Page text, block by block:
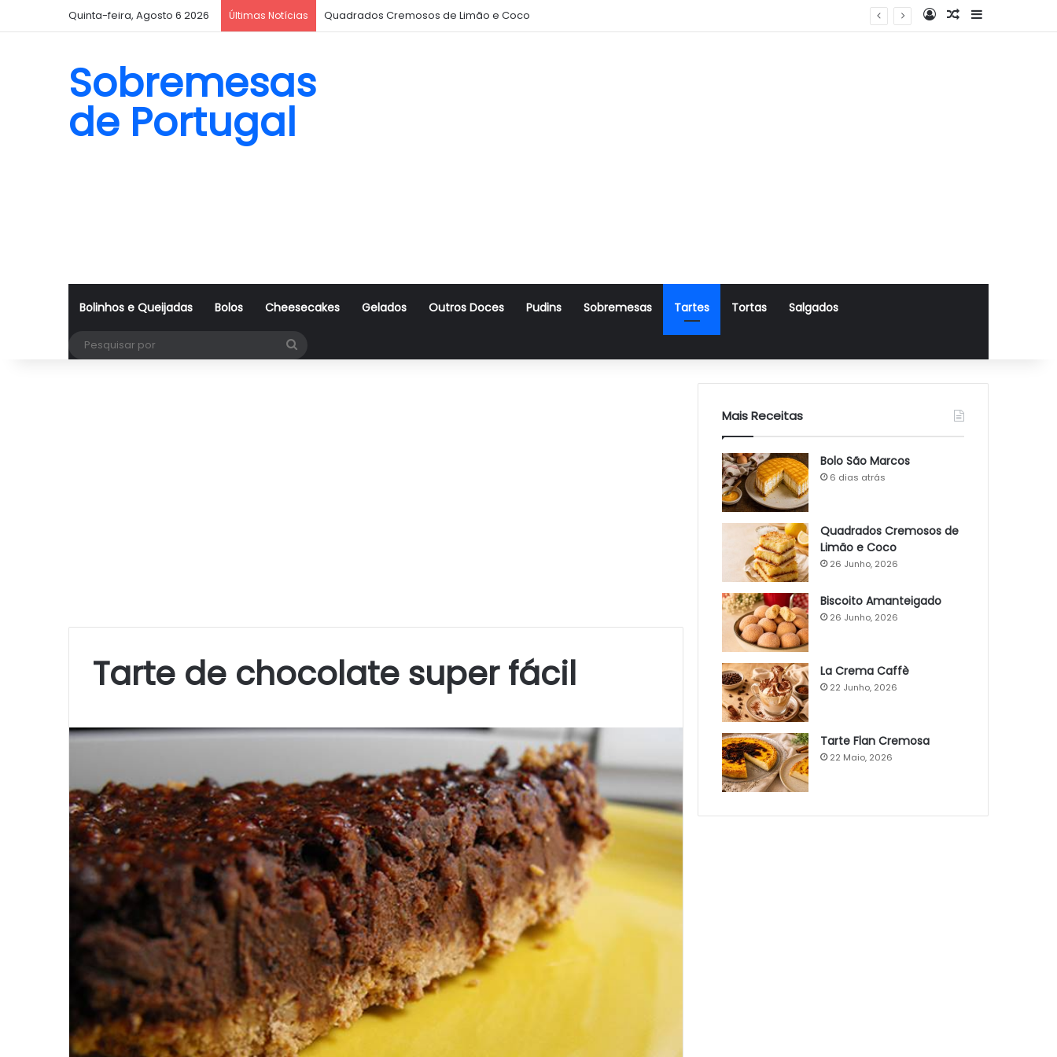
Quinta-feira, Agosto 6 2026 Últimas Notícias Quadrados Cremosos de Limão e Coco Log InArtigo Aleatório
Sidebar
Sobremesas
de Portugal
Bolinhos e Queijadas Bolos Cheesecakes Gelados Outros Doces Pudins Sobremesas Tartes Tortas Salgados
Tarte de chocolate super fácil
Mais Receitas
Bolo São Marcos
6 dias atrás
Quadrados Cremosos de
Limão e Coco
26 Junho, 2026
Biscoito Amanteigado
26 Junho, 2026
La Crema Caffè
22 Junho, 2026
Tarte Flan Cremosa
22 Maio, 2026